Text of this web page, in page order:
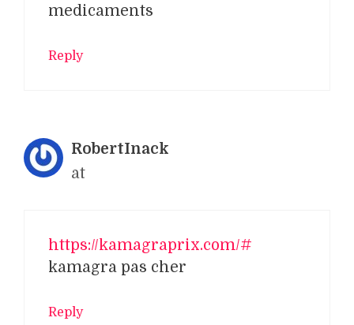
medicaments
Reply
RobertInack
at
https://kamagraprix.com/#
kamagra pas cher
Reply